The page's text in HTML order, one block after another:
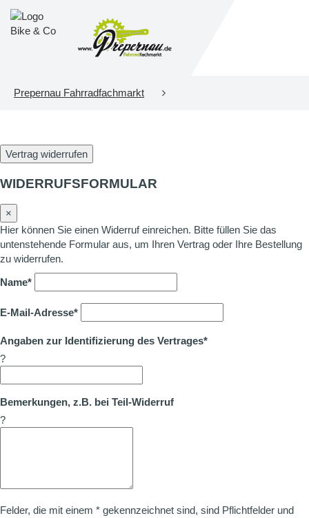
Prepernau Fahrradfachmarkt
Vertrag widerrufen
WIDERRUFSFORMULAR
×
Hier können Sie einen Widerruf einreichen. Bitte füllen Sie das
untenstehende Formular aus, um Ihren Vertrag oder Ihre Bestellung
zu widerrufen.
Name*
E-Mail-Adresse*
Angaben zur Identifizierung des Vertrages*
?
Bemerkungen, z.B. bei Teil-Widerruf
?
Felder, die mit einem * gekennzeichnet sind, sind Pflichtfelder und